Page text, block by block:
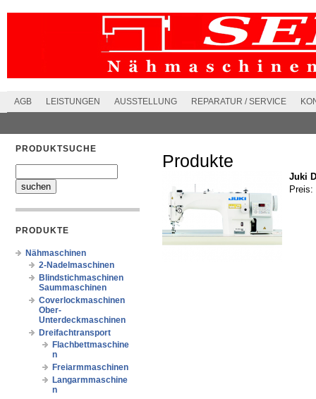
AGB LEISTUNGEN AUSSTELLUNG REPARATUR / SERVICE
PRODUKTSUCHE
PRODUKTE
Nähmaschinen
2-Nadelmaschinen
Blindstichmaschinen
Saummaschinen
Coverlockmaschinen
Ober-
Unterdeckmaschinen
Dreifachtransport
Flachbettmaschine
n
Freiarmmaschinen
Langarmmaschine
n
Produkte
Juki
Preis: